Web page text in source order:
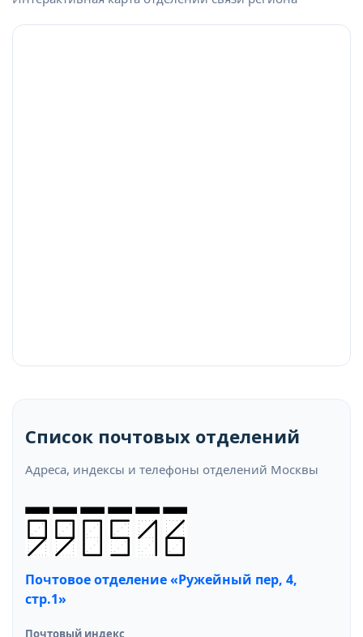
Список почтовых отделений
Адреса, индексы и телефоны отделений Москвы
Почтовое отделение «Ружейный пер, 4,
стр.1»
Почтовый индекс